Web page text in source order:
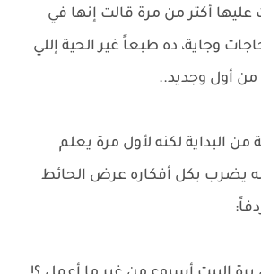
أكتر من مرة قالت إنها في
وجاية، ده طبعاً غير الحية إللي
من أول وجديد..
البداية لكنه لأول مرة يعلم
يضرب بكل أفكاره عرض الحائط